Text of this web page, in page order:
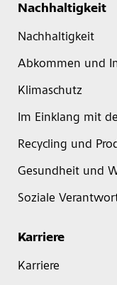
Nachhaltigkeit
Nachhaltigkeit
Abkommen und
Klimaschutz
Im Einklang mit
Recycling und
Gesundheit und
Soziale
Karriere
Karriere